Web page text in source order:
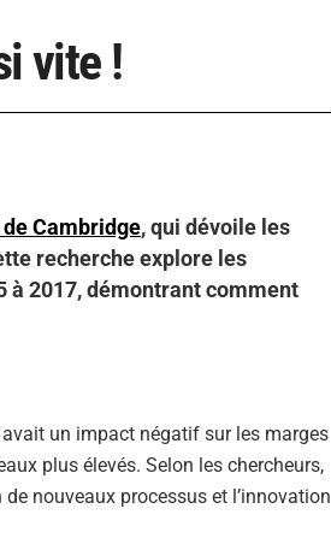
vite !
Cambridge, qui dévoile les
recherche explore les
à 2017, démontrant comment
avait un impact négatif sur les marges
plus élevés. Selon les chercheurs,
nouveaux processus et l’innovation